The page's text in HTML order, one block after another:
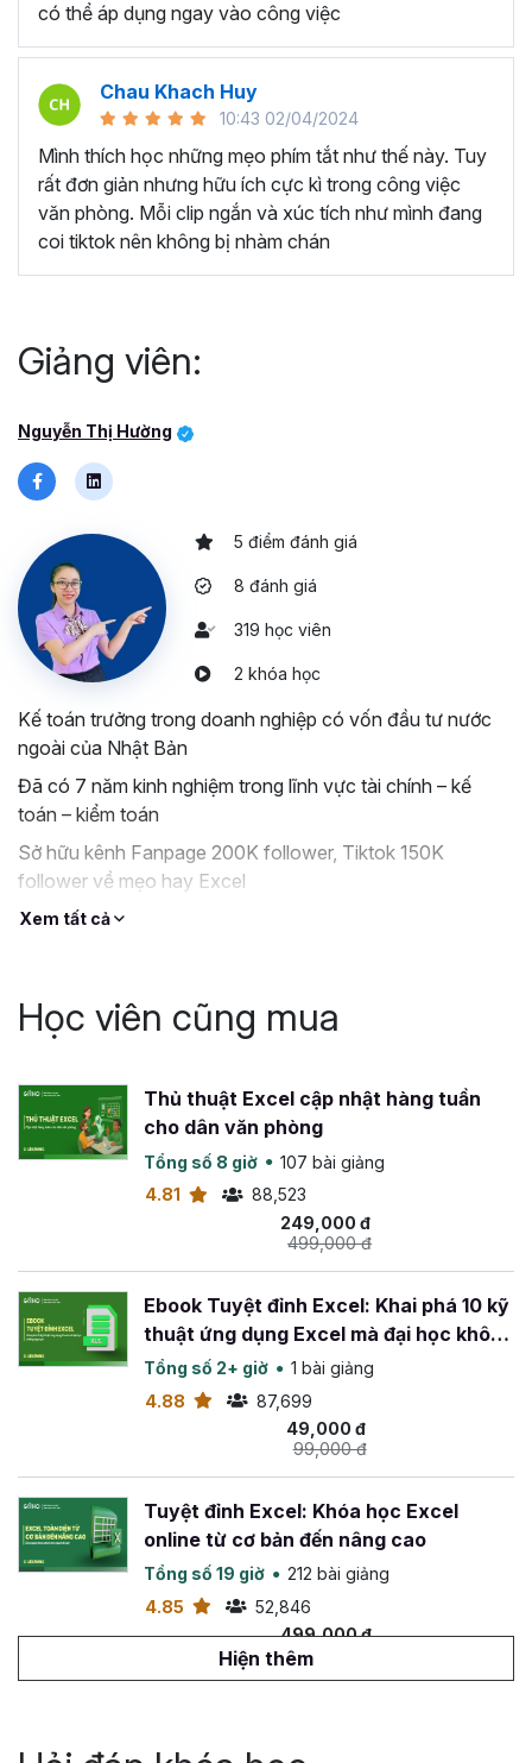
có thể áp dụng ngay vào công việc
Chau Khach Huy
10:43 02/04/2024
Mình thích học những mẹo phím tắt như thế này. Tuy
rất đơn giản nhưng hữu ích cực kì trong công việc
văn phòng. Mỗi clip ngắn và xúc tích như mình đang
coi tiktok nên không bị nhàm chán
Giảng viên:
Nguyễn Thị Hường
5 điểm đánh giá
8 đánh giá
319 học viên
2 khóa học
Kế toán trưởng trong doanh nghiệp có vốn đầu tư nước
ngoài của Nhật Bản
Đã có 7 năm kinh nghiệm trong lĩnh vực tài chính – kế
toán – kiểm toán
Sở hữu kênh Fanpage 200K follower, Tiktok 150K
follower về mẹo hay Excel
Xem tất cả
Học viên cũng mua
Thủ thuật Excel cập nhật hàng tuần
cho dân văn phòng
Tổng số 8 giờ
107 bài giảng
4.81
88,523
249,000 đ
499,000 đ
Ebook Tuyệt đỉnh Excel: Khai phá 10 kỹ
thuật ứng dụng Excel mà đại học không
dạy bạn
Tổng số 2+ giờ
1 bài giảng
4.88
87,699
49,000 đ
99,000 đ
Tuyệt đỉnh Excel: Khóa học Excel
online từ cơ bản đến nâng cao
Tổng số 19 giờ
212 bài giảng
4.85
52,846
499,000 đ
799,000 đ
Hiện thêm